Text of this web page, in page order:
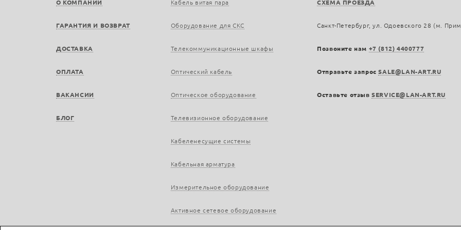
О КОМПАНИИ
ГАРАНТИЯ И ВОЗВРАТ
ДОСТАВКА
ОПЛАТА
ВАКАНСИИ
БЛОГ
Кабель витая пара
Оборудование для СКС
Телекоммуникационные шкафы
Оптический кабель
Оптическое оборудование
Телевизионное оборудование
Кабеленесущие системы
Кабельная арматура
Измерительное оборудование
Активное сетевое оборудование
СХЕМА ПРОЕЗДА
Санкт-Петербург, ул. Одоевского 28 (м.
Позвоните нам +7 (812) 4400777
Отправьте запросSALE@LAN-ART.RU
Оставьте отзывSERVICE@LAN-ART.RU